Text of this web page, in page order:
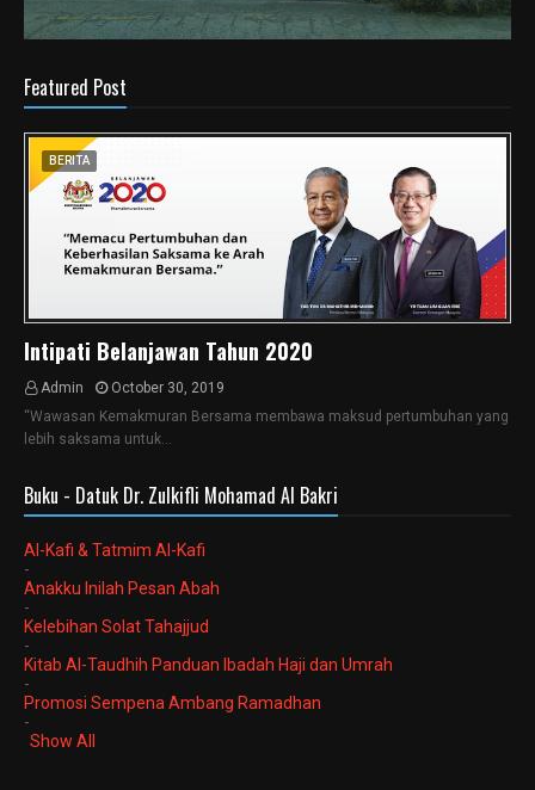
Featured Post
BERITA
Intipati Belanjawan Tahun 2020
Admin
October 30, 2019
“Wawasan Kemakmuran Bersama membawa maksud pertumbuhan yang
lebih saksama untuk…
Buku - Datuk Dr. Zulkifli Mohamad Al Bakri
Al-Kafi & Tatmim Al-Kafi
-
Anakku Inilah Pesan Abah
-
Kelebihan Solat Tahajjud
-
Kitab Al-Taudhih Panduan Ibadah Haji dan Umrah
-
Promosi Sempena Ambang Ramadhan
-
Show All